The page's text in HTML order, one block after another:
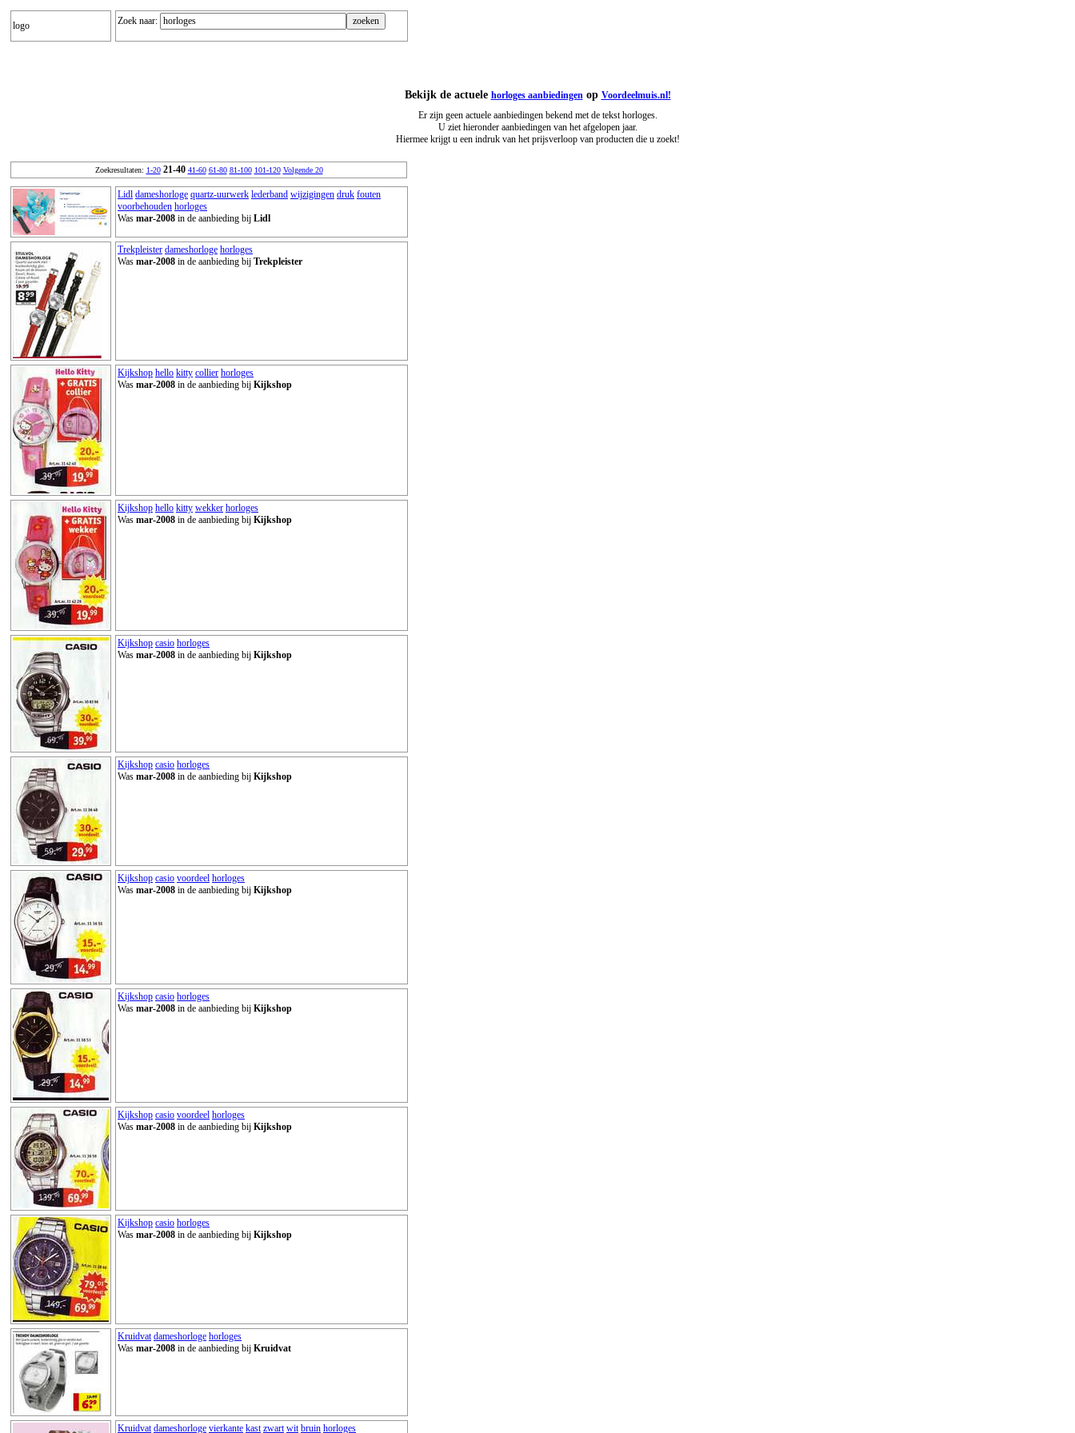
logo Zoek naar:
Bekijk de actuele horloges aanbiedingenop Voordeelmuis.nl!
Er zijn geen actuele aanbiedingen bekend met de tekst horloges.
U ziet hieronder aanbiedingen van het afgelopen jaar.
Hiermee krijgt u een indruk van het prijsverloop van producten die u zoekt!
Zoekresultaten: 1-20 21-40 41-60 61-80 81-100 101-120 Volgende 20
Lidl dameshorloge quartz-uurwerk lederband wijzigingen druk fouten
voorbehouden horloges
Was mar-2008 in de aanbieding bij Lidl
Trekpleister dameshorloge horloges
Was mar-2008 in de aanbieding bij Trekpleister
Kijkshop hello kitty collier horloges
Was mar-2008 in de aanbieding bij Kijkshop
Kijkshop hello kitty wekker horloges
Was mar-2008 in de aanbieding bij Kijkshop
Kijkshop casio horloges
Was mar-2008 in de aanbieding bij Kijkshop
Kijkshop casio horloges
Was mar-2008 in de aanbieding bij Kijkshop
Kijkshop casio voordeel horloges
Was mar-2008 in de aanbieding bij Kijkshop
Kijkshop casio horloges
Was mar-2008 in de aanbieding bij Kijkshop
Kijkshop casio voordeel horloges
Was mar-2008 in de aanbieding bij Kijkshop
Kijkshop casio horloges
Was mar-2008 in de aanbieding bij Kijkshop
Kruidvat dameshorloge horloges
Was mar-2008 in de aanbieding bij Kruidvat
Kruidvat dameshorloge vierkante kast zwart wit bruin horloges